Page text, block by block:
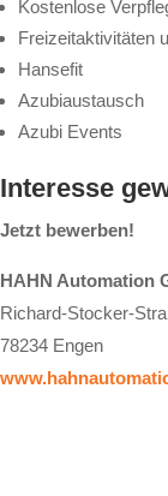
Kos­ten­lo­se
Frei­zeit­ak­ti­vi­tä­ten
Hansefit
Azubiaustausch
Azubi Events
Interesse
Jetzt bewerben!
HAHN Automation
Richard-Stocker-
78234 Engen